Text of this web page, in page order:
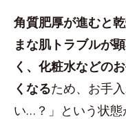
角質肥厚が進むと
まな肌トラブルが
く、化粧水などの
くなるため、お手
い…？」という状態